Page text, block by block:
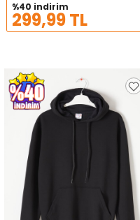
%40 indirim
299,99 TL